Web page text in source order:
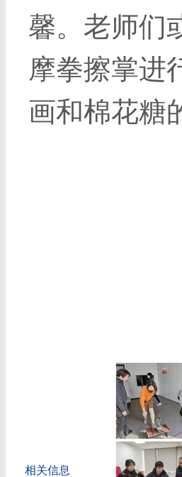
馨。老师们
摩拳擦掌进
画和棉花糖
分享到：
相关信息